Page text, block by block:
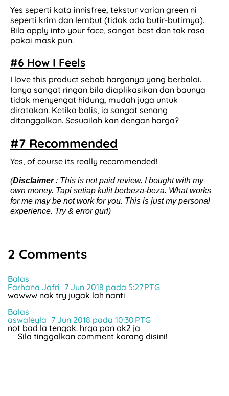
Yes seperti kata innisfree, tekstur varian green ni
seperti krim dan lembut (tidak ada butir-butirnya).
Bila apply into your face, sangat best dan tak rasa
pakai mask pun.
#6 How I Feels
I love this product sebab harganya yang berbaloi.
Ianya sangat ringan bila diaplikasikan dan baunya
tidak menyengat hidung, mudah juga untuk
diratakan. Ketika balis, ia sangat senang
ditanggalkan. Sesuailah kan dengan harga?
#7 Recommended
Yes, of course its really recommended!
(Disclaimer: This is not paid review. I bought with my
own money. Tapi setiap kulit berbeza-beza. What works
for me may be not work for you. This is just my personal
experience. Try & error gurl)
2 Comments
Balas
Farhana Jafri 7 Jun 2018 pada 5:27 PTG
wowww nak try jugak lah nanti
Balas
aswaleyla 7 Jun 2018 pada 10:30 PTG
not bad la tengok. hrga pon ok2 ja
Sila tinggalkan comment korang disini!